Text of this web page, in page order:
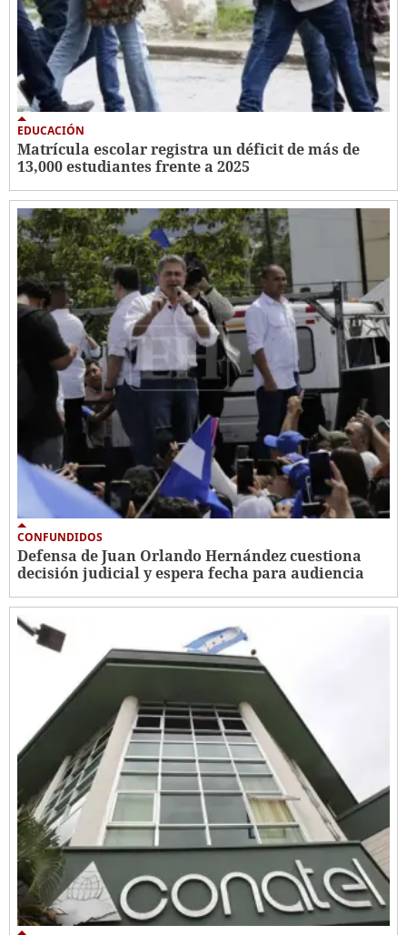
EDUCACIÓN
Matrícula escolar registra un déficit de más de
13,000 estudiantes frente a 2025
CONFUNDIDOS
Defensa de Juan Orlando Hernández cuestiona
decisión judicial y espera fecha para audiencia